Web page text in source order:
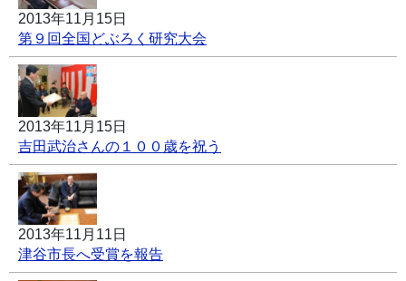
2013年11月15日
第９回全国どぶろく研究大会
2013年11月15日
吉田武治さんの１００歳を祝う
2013年11月11日
津谷市長へ受賞を報告